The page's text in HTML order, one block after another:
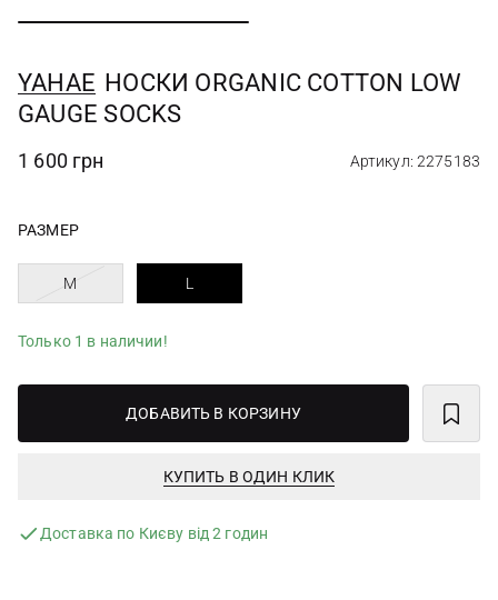
YAHAE НОСКИ ORGANIC COTTON LOW
GAUGE SOCKS
1 600 грн Артикул: 2275183
РАЗМЕР
M L
Только 1 в наличии!
ДОБАВИТЬ В КОРЗИНУ
КУПИТЬ В ОДИН КЛИК
Доставка по Києву від 2 годин